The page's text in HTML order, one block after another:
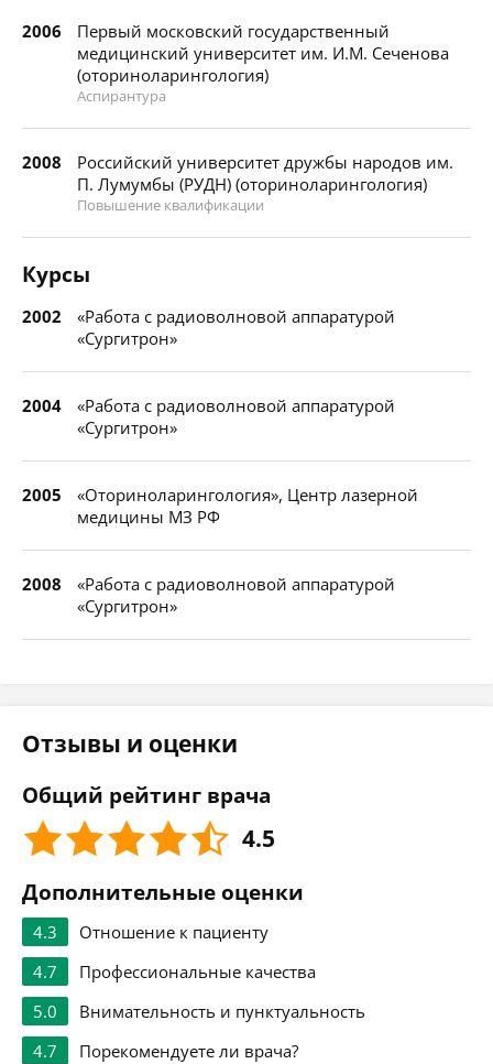
2006
Первый московский государственный
медицинский университет им. И.М. Сеченова
(оториноларингология)
Аспирантура
2008
Российский университет дружбы народов им.
П. Лумумбы (РУДН) (оториноларингология)
Повышение квалификации
Курсы
2002
«Работа с радиоволновой аппаратурой
«Сургитрон»
2004
«Работа с радиоволновой аппаратурой
«Сургитрон»
2005
«Оториноларингология», Центр лазерной
медицины МЗ РФ
2008
«Работа с радиоволновой аппаратурой
«Сургитрон»
Отзывы и оценки
Общий рейтинг врача
4.5
Дополнительные оценки
4.3
Отношение к пациенту
4.7
Профессиональные качества
5.0
Внимательность и пунктуальность
4.7
Порекомендуете ли врача?